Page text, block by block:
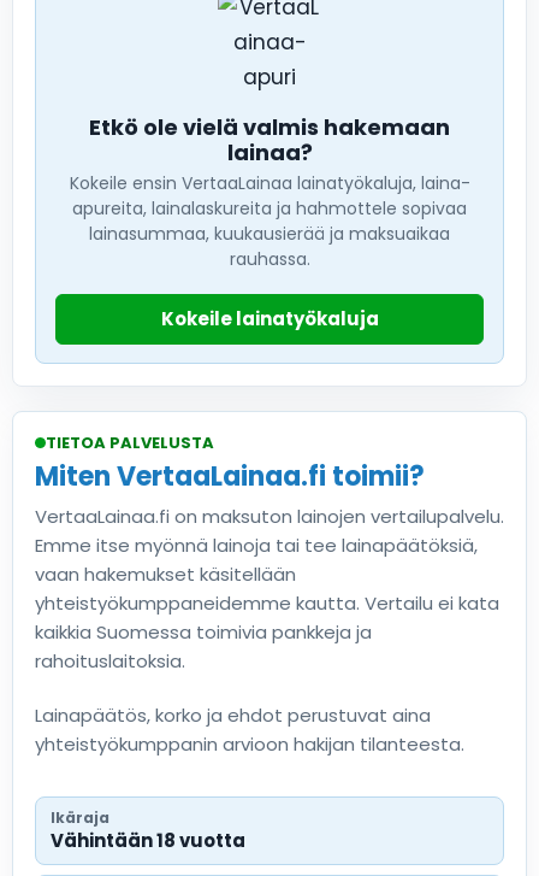
Etkö ole vielä valmis hakemaan
lainaa?
Kokeile ensin VertaaLainaa lainatyökaluja, laina-
apureita, lainalaskureita ja hahmottele sopivaa
lainasummaa, kuukausierää ja maksuaikaa
rauhassa.
Kokeile lainatyökaluja
TIETOA PALVELUSTA
Miten VertaaLainaa.fi toimii?
VertaaLainaa.fi on maksuton lainojen vertailupalvelu.
Emme itse myönnä lainoja tai tee lainapäätöksiä,
vaan hakemukset käsitellään
yhteistyökumppaneidemme kautta. Vertailu ei kata
kaikkia Suomessa toimivia pankkeja ja
rahoituslaitoksia.
Lainapäätös, korko ja ehdot perustuvat aina
yhteistyökumppanin arvioon hakijan tilanteesta.
Ikäraja
Vähintään 18 vuotta